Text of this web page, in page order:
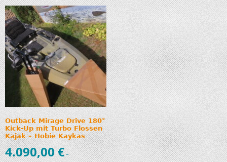
Outback Mirage Drive 180°
Kick-Up mit Turbo Flossen
Kajak – Hobie Kaykas
4.090,00€–